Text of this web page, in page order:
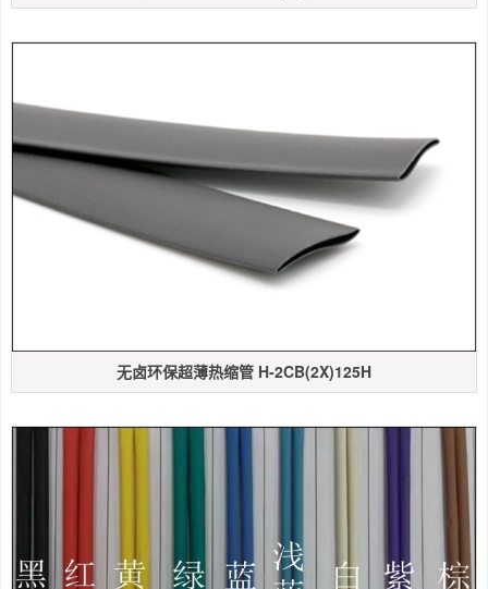
无卤环保超薄热缩管 H-2CB(2X)125H